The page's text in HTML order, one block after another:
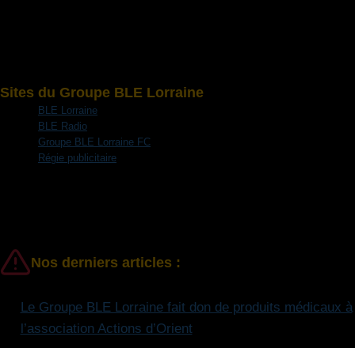
Sites du Groupe BLE Lorraine
BLE Lorraine
BLE Radio
Groupe BLE Lorraine FC
Régie publicitaire
Nos derniers articles :
Le Groupe BLE Lorraine fait don de produits médicaux à
l’association Actions d’Orient